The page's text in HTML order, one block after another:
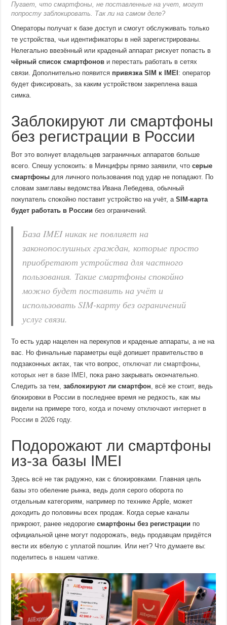
Пугает, что смартфоны, не поставленные на учет, могут
попросту заблокировать. Так ли на самом деле?
Операторы получат к базе доступ и смогут обслуживать только
те устройства, чьи идентификаторы в ней зарегистрированы.
Нелегально ввезённый или краденый аппарат рискует попасть в
чёрный список смартфонов и перестать работать в сетях
связи. Дополнительно появится привязка SIM к IMEI : оператор
будет фиксировать, за каким устройством закреплена ваша
симка.
Заблокируют ли смартфоны
без регистрации в России
Вот это волнует владельцев заграничных аппаратов больше
всего. Спешу успокоить: в Минцифры прямо заявили, чтосерые
смартфоны для личного пользования под удар не попадают. По
словам замглавы ведомства Ивана Лебедева, обычный
покупатель спокойно поставит устройство на учёт, аSIM-карта
будет работать в России без ограничений.
База IMEI никак не повлияет на
законопослушных граждан, которые просто
приобретают устройства для частного
пользования. Такие смартфоны спокойно
можно будет поставить на учёт и
использовать SIM-карту без ограничений
услуг связи.
То есть удар нацелен на перекупов и краденые аппараты, а не на
вас. Но финальные параметры ещё допишет правительство в
подзаконных актах, так что вопрос,отключат ли смартфоны,
которых нет в базе IMEI , пока рано закрывать окончательно.
Следить за тем,заблокируют ли смартфон, всё же стоит, ведь
блокировки в России в последнее время не редкость, как мы
видели на примере того,когда и почему отключают интернет в
России в 2026 году.
Подорожают ли смартфоны
из-за базы IMEI
Здесь всё не так радужно, как с блокировками. Главная цель
базы это обеление рынка, ведь доля серого оборота по
отдельным категориям, например по технике Apple, может
доходить до половины всех продаж. Когда серые каналы
прикроют, ранее недорогиесмартфоны без регистрации по
официальной цене могут подорожать, ведь продавцам придётся
вести их вбелую с уплатой пошлин. Или нет? Что думаете вы:
поделитесь в нашем чатике.